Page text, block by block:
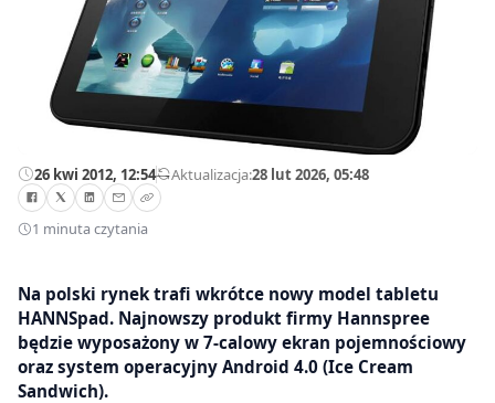
26 kwi 2012, 12:54—Aktualizacja:28 lut 2026, 05:48
1 minuta czytania
Na polski rynek trafi wkrótce nowy model tabletu
HANNSpad. Najnowszy produkt firmy Hannspree
będzie wyposażony w 7-calowy ekran pojemnościowy
oraz system operacyjny Android 4.0 (Ice Cream
Sandwich).